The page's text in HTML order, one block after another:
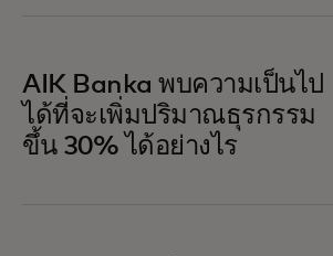
AIK Banka พบความเป็นไป
ได้ที่จะเพิ่มปริมาณธุรกรรม
ขึ้น 30% ได้อย่างไร